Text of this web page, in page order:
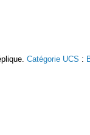
Catégorie UCS :